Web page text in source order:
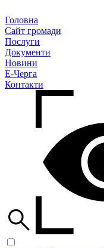
Головна
Сайт громади
Послуги
Документи
Новини
Е-Черга
Контакти